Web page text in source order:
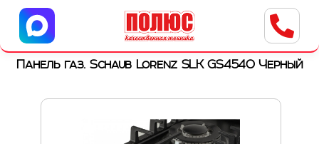
Центр бытовой техники
г. Ульяновск, ул. Пушкарева, 8a
Панель газ. Schaub Lorenz SLK GS4540 Черный